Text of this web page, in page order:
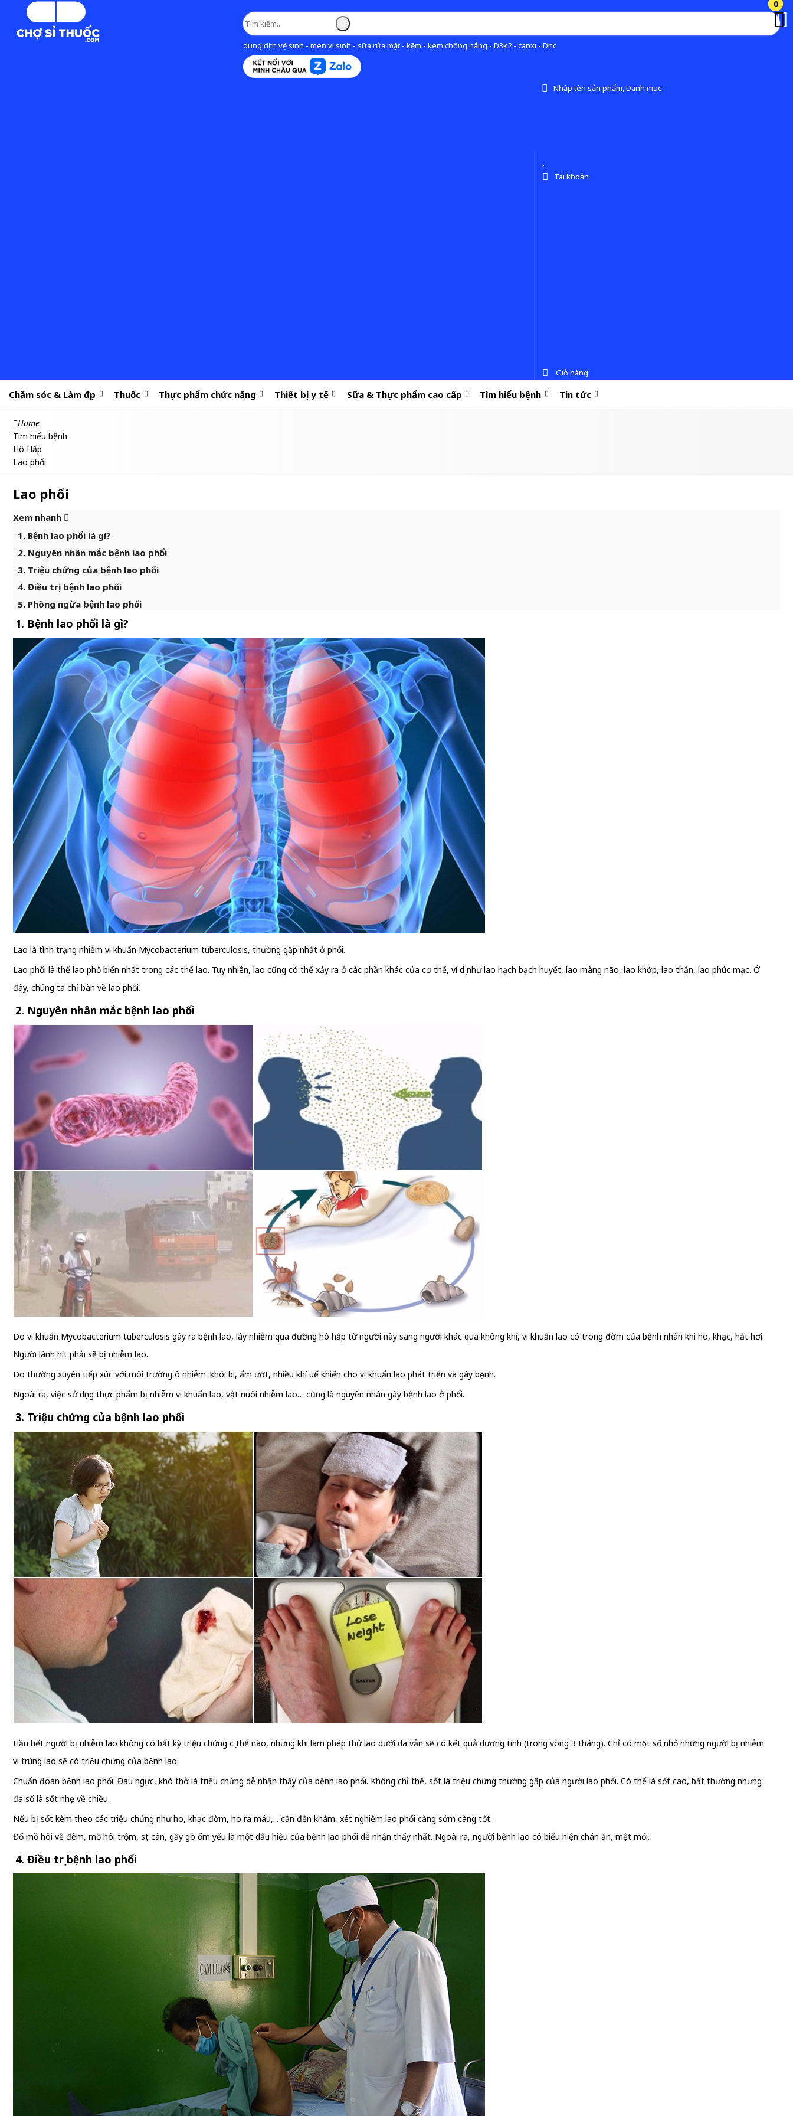
dung dịch vệ sinh - men vi sinh - sữa rửa mặt - kẽm - kem chống nắng - D3k2 - canxi - Dhc
Nhập tên sản phẩm, Danh mục
0
Tài khoản
0
Giỏ hàng
Chăm sóc & Làm đẹp Thuốc Thực phẩm chức năng Thiết bị y tế Sữa & Thực phẩm cao cấp Tìm hiểu bệnh Tin tức
Home
Tìm hiểu bệnh
Hô Hấp
Lao phổi
Lao phổi
Xem nhanh
1. Bệnh lao phổi là gì?
2. Nguyên nhân mắc bệnh lao phổi
3. Triệu chứng của bệnh lao phổi
4. Điều trị bệnh lao phổi
5. Phòng ngừa bệnh lao phổi
1. Bệnh lao phổi là gì?
Lao là tình trạng nhiễm vi khuẩn Mycobacterium tuberculosis, thường gặp nhất ở phổi.
Lao phổi là thể lao phổ biến nhất trong các thể lao. Tuy nhiên, lao cũng có thể xảy ra ở các phần khác của cơ thể, ví dụ như lao hạch bạch huyết, lao màng não, lao khớp, lao thận, lao phúc mạc. Ở
đây, chúng ta chỉ bàn về lao phổi.
2. Nguyên nhân mắc bệnh lao phổi
Do vi khuẩn Mycobacterium tuberculosis gây ra bệnh lao, lây nhiễm qua đường hô hấp từ người này sang người khác qua không khí, vi khuẩn lao có trong đờm của bệnh nhân khi ho, khạc, hắt hơi.
Người lành hít phải sẽ bị nhiễm lao.
Do thường xuyên tiếp xúc với môi trường ô nhiễm: khói bụi, ẩm ướt, nhiều khí uế khiến cho vi khuẩn lao phát triển và gây bệnh.
Ngoài ra, việc sử dụng thực phẩm bị nhiễm vi khuẩn lao, vật nuôi nhiễm lao… cũng là nguyên nhân gây bệnh lao ở phổi.
3. Triệu chứng của bệnh lao phổi
Hầu hết người bị nhiễm lao không có bất kỳ triệu chứng cụ thể nào, nhưng khi làm phép thử lao dưới da vẫn sẽ có kết quả dương tính (trong vòng 3 tháng). Chỉ có một số nhỏ những người bị nhiễm
vi trùng lao sẽ có triệu chứng của bệnh lao.
Chuẩn đoán bệnh lao phổi: Đau ngực, khó thở là triệu chứng dễ nhận thấy của bệnh lao phổi. Không chỉ thế, sốt là triệu chứng thường gặp của người lao phổi. Có thể là sốt cao, bất thường nhưng
đa số là sốt nhẹ về chiều.
Nếu bị sốt kèm theo các triệu chứng như ho, khạc đờm, ho ra máu,... cần đến khám, xét nghiệm lao phổi càng sớm càng tốt.
Đổ mồ hôi về đêm, mồ hôi trộm, sụt cân, gầy gò ốm yếu là một dấu hiệu của bệnh lao phổi dễ nhận thấy nhất. Ngoài ra, người bệnh lao có biểu hiện chán ăn, mệt mỏi.
4. Điều trị bệnh lao phổi